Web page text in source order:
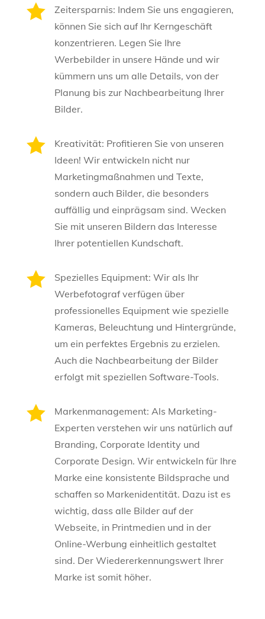

Zeitersparnis: Indem Sie uns engagieren,
können Sie sich auf Ihr Kerngeschäft
konzentrieren. Legen Sie Ihre
Werbebilder in unsere Hände und wir
kümmern uns um alle Details, von der
Planung bis zur Nachbearbeitung Ihrer
Bilder.

Kreativität: Profitieren Sie von unseren
Ideen! Wir entwickeln nicht nur
Marketingmaßnahmen und Texte,
sondern auch Bilder, die besonders
auffällig und einprägsam sind. Wecken
Sie mit unseren Bildern das Interesse
Ihrer potentiellen Kundschaft.

Spezielles Equipment: Wir als Ihr
Werbefotograf verfügen über
professionelles Equipment wie spezielle
Kameras, Beleuchtung und Hintergründe,
um ein perfektes Ergebnis zu erzielen.
Auch die Nachbearbeitung der Bilder
erfolgt mit speziellen Software-Tools.

Markenmanagement: Als Marketing-
Experten verstehen wir uns natürlich auf
Branding, Corporate Identity und
Corporate Design. Wir entwickeln für Ihre
Marke eine konsistente Bildsprache und
schaffen so Markenidentität. Dazu ist es
wichtig, dass alle Bilder auf der
Webseite, in Printmedien und in der
Online-Werbung einheitlich gestaltet
sind. Der Wiedererkennungswert Ihrer
Marke ist somit höher.